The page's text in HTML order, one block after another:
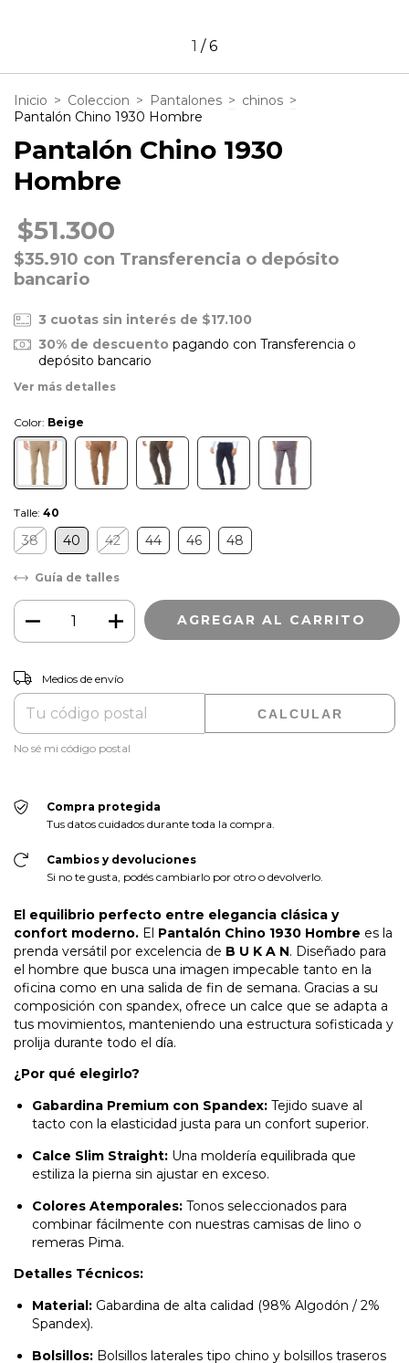
1 /6
Inicio > Coleccion > Pantalones > chinos >
Pantalón Chino 1930 Hombre
Pantalón Chino 1930
Hombre
$51.300
$35.910 con Transferencia o depósito
bancario
3 cuotas sin interés de $17.100
30% de descuento pagando con Transferencia o
depósito bancario
Ver más detalles
Color: Beige
Talle: 40
38 40 42 44 46 48
Guía de talles
Entregas para el CP:
Medios de envío
CALCULAR
No sé mi código postal
Compra protegida
Tus datos cuidados durante toda la compra.
Cambios y devoluciones
Si no te gusta, podés cambiarlo por otro o devolverlo.
El equilibrio perfecto entre elegancia clásica y
confort moderno. El Pantalón Chino 1930 Hombre es la
prenda versátil por excelencia de B U K A N. Diseñado para
el hombre que busca una imagen impecable tanto en la
oficina como en una salida de fin de semana. Gracias a su
composición con spandex, ofrece un calce que se adapta a
tus movimientos, manteniendo una estructura sofisticada y
prolija durante todo el día.
¿Por qué elegirlo?
Gabardina Premium con Spandex: Tejido suave al
tacto con la elasticidad justa para un confort superior.
Calce Slim Straight: Una moldería equilibrada que
estiliza la pierna sin ajustar en exceso.
Colores Atemporales: Tonos seleccionados para
combinar fácilmente con nuestras camisas de lino o
remeras Pima.
Detalles Técnicos:
Material: Gabardina de alta calidad (98% Algodón / 2%
Spandex).
Bolsillos: Bolsillos laterales tipo chino y bolsillos traseros